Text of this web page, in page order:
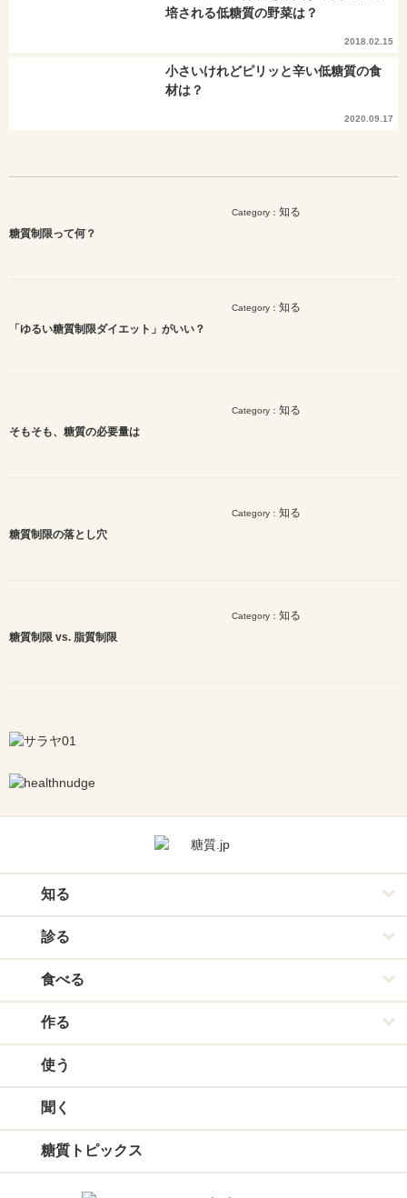
培される低糖質の野菜は？
2018.02.15
小さいけれどピリッと辛い低糖質の食
材は？
2020.09.17
Category： 知る
糖質制限って何？
Category： 知る
「ゆるい糖質制限ダイエット」がいい？
Category： 知る
そもそも、糖質の必要量は
Category： 知る
糖質制限の落とし穴
Category： 知る
糖質制限 vs. 脂質制限
知る
診る
食べる
作る
使う
聞く
糖質トピックス